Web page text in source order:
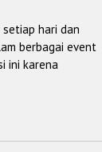
hari dan
berbagai event
ini karena